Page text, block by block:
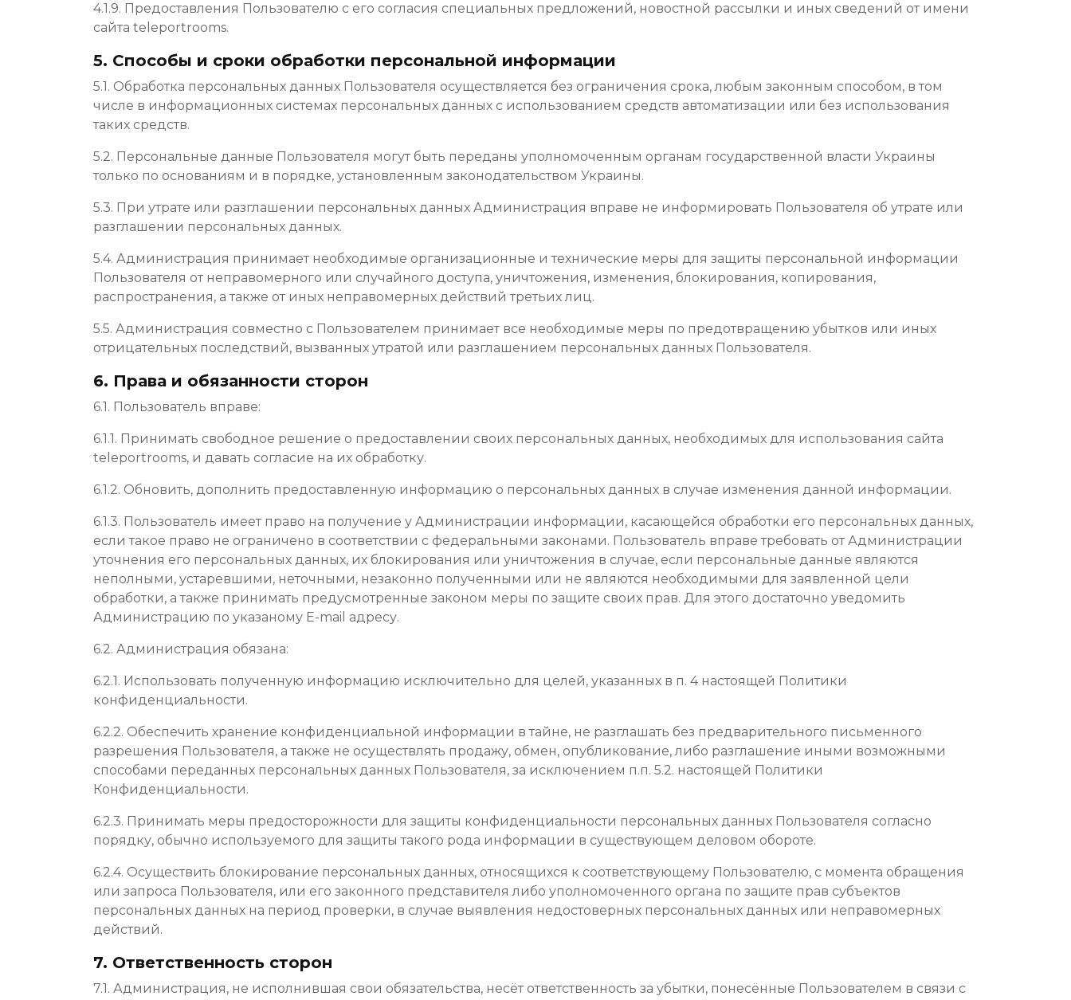
4.1.9. Предоставления Пользователю с его согласия специальных предложений, новостной рассылки и иных сведений от имени
сайта teleportrooms.
5. Способы и сроки обработки персональной информации
5.1. Обработка персональных данных Пользователя осуществляется без ограничения срока, любым законным способом, в том
числе в информационных системах персональных данных с использованием средств автоматизации или без использования
таких средств.
5.2. Персональные данные Пользователя могут быть переданы уполномоченным органам государственной власти Украины
только по основаниям и в порядке, установленным законодательством Украины.
5.3. При утрате или разглашении персональных данных Администрация вправе не информировать Пользователя об утрате или
разглашении персональных данных.
5.4. Администрация принимает необходимые организационные и технические меры для защиты персональной информации
Пользователя от неправомерного или случайного доступа, уничтожения, изменения, блокирования, копирования,
распространения, а также от иных неправомерных действий третьих лиц.
5.5. Администрация совместно с Пользователем принимает все необходимые меры по предотвращению убытков или иных
отрицательных последствий, вызванных утратой или разглашением персональных данных Пользователя.
6. Права и обязанности сторон
6.1. Пользователь вправе:
6.1.1. Принимать свободное решение о предоставлении своих персональных данных, необходимых для использования сайта
teleportrooms, и давать согласие на их обработку.
6.1.2. Обновить, дополнить предоставленную информацию о персональных данных в случае изменения данной информации.
6.1.3. Пользователь имеет право на получение у Администрации информации, касающейся обработки его персональных данных,
если такое право не ограничено в соответствии с федеральными законами. Пользователь вправе требовать от Администрации
уточнения его персональных данных, их блокирования или уничтожения в случае, если персональные данные являются
неполными, устаревшими, неточными, незаконно полученными или не являются необходимыми для заявленной цели
обработки, а также принимать предусмотренные законом меры по защите своих прав. Для этого достаточно уведомить
Администрацию по указаному E-mail адресу.
6.2. Администрация обязана:
6.2.1. Использовать полученную информацию исключительно для целей, указанных в п. 4 настоящей Политики
конфиденциальности.
6.2.2. Обеспечить хранение конфиденциальной информации в тайне, не разглашать без предварительного письменного
разрешения Пользователя, а также не осуществлять продажу, обмен, опубликование, либо разглашение иными возможными
способами переданных персональных данных Пользователя, за исключением п.п. 5.2. настоящей Политики
Конфиденциальности.
6.2.3. Принимать меры предосторожности для защиты конфиденциальности персональных данных Пользователя согласно
порядку, обычно используемого для защиты такого рода информации в существующем деловом обороте.
6.2.4. Осуществить блокирование персональных данных, относящихся к соответствующему Пользователю, с момента обращения
или запроса Пользователя, или его законного представителя либо уполномоченного органа по защите прав субъектов
персональных данных на период проверки, в случае выявления недостоверных персональных данных или неправомерных
действий.
7. Ответственность сторон
7.1. Администрация, не исполнившая свои обязательства, несёт ответственность за убытки, понесённые Пользователем в связи с